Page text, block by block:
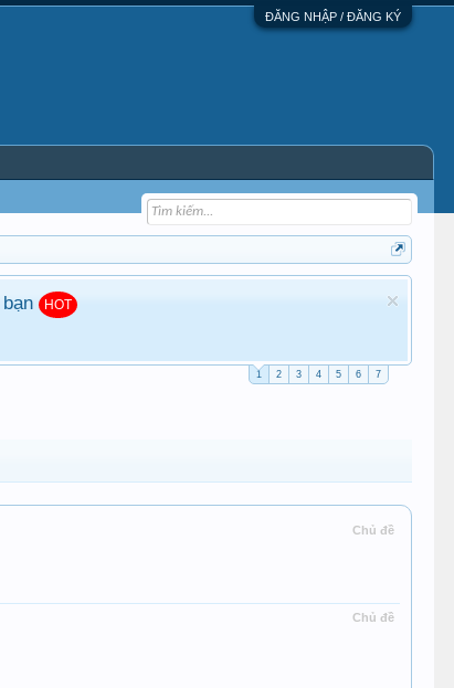
ĐĂNG NHẬP / ĐĂNG KÝ
HOT
1 2 3 4 5 6 7
Chủ đề
Chủ đề